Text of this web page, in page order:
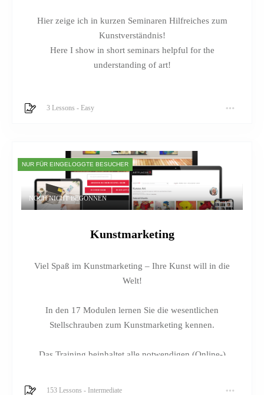
Hier zeige ich in kurzen Seminaren Hilfreiches zum
Kunstverständnis!
Here I show in short seminars helpful for the
understanding of art!
3 Lessons -Easy
NUR FÜR EINGELOGGTE BESUCHER
NOCH NICHT BEGONNEN
Kunstmarketing
Viel Spaß im Kunstmarketing – Ihre Kunst will in die
Welt!
In den 17 Modulen lernen Sie die wesentlichen
Stellschrauben zum Kunstmarketing kennen.
Das Training beinhaltet alle notwendigen (Online-)
153 Lessons - Intermediate